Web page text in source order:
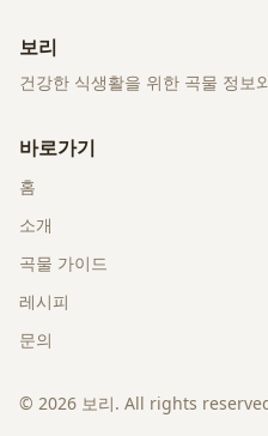
보리
건강한 식생활을 위한 곡물 정보
바로가기
홈
소개
곡물 가이드
레시피
문의
© 2026 보리. All rights